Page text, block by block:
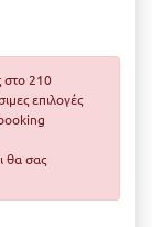
στο 210
επιλογές
θα σας